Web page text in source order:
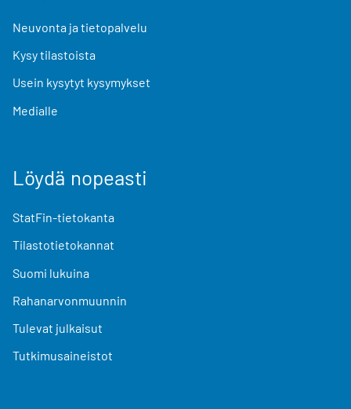
Neuvonta ja tietopalvelu
Kysy tilastoista
Usein kysytyt kysymykset
Medialle
Löydä nopeasti
StatFin-tietokanta
Tilastotietokannat
Suomi lukuina
Rahanarvonmuunnin
Tulevat julkaisut
Tutkimusaineistot